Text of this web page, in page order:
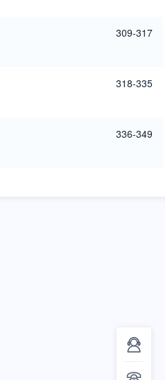
309-317
318-335
336-349